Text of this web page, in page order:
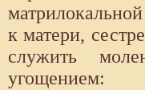
к матери,
служить
угощением: